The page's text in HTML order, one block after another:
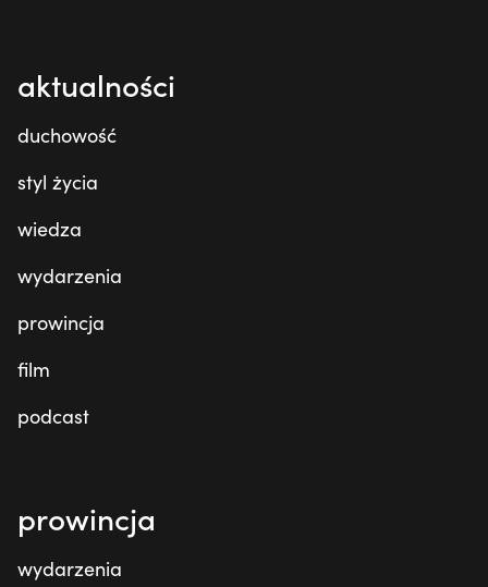
aktualności
duchowość
styl życia
wiedza
wydarzenia
prowincja
film
podcast
prowincja
wydarzenia